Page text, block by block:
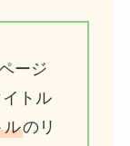
ージ
トル
のリ